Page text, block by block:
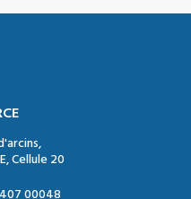
Cellule 20
00048